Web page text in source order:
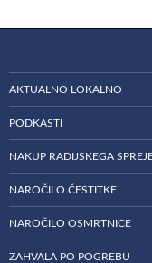
AKTUALNO LOKALNO
PODKASTI
NAKUP RADIJSKEGA
NAROČILO ČESTITKE
NAROČILO OSMRTNICE
ZAHVALA PO POGREBU